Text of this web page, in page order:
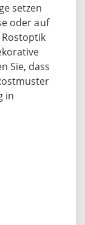
setzen
oder auf
Rostoptik
Sie, dass
in